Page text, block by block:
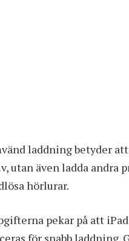
laddning betyder
utan även ladda
hörlurar.
pekar på att
för snabb